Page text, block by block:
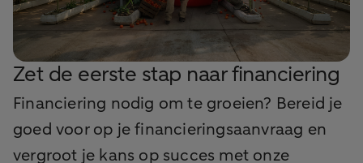
Zet de eerste stap naar financiering
Financiering nodig om te groeien? Bereid je
goed voor op je financieringsaanvraag en
vergroot je kans op succes met onze